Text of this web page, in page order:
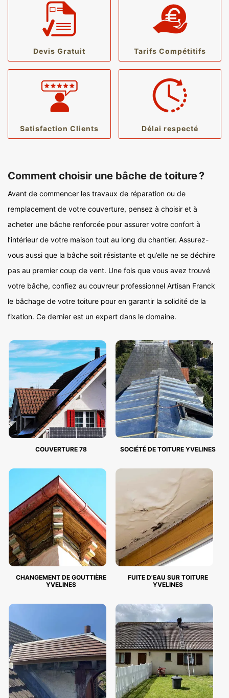
Devis Gratuit Tarifs Compétitifs
Satisfaction Clients Délai respecté
Comment choisir une bâche de toiture ?
Avant de commencer les travaux de réparation ou de
remplacement de votre couverture, pensez à choisir et à
acheter une bâche renforcée pour assurer votre confort à
l’intérieur de votre maison tout au long du chantier. Assurez-
vous aussi que la bâche soit résistante et qu’elle ne se déchire
pas au premier coup de vent. Une fois que vous avez trouvé
votre bâche, confiez au couvreur professionnel Artisan Franck
le bâchage de votre toiture pour en garantir la solidité de la
fixation. Ce dernier est un expert dans le domaine.
COUVERTURE 78 SOCIÉTÉ DE TOITURE YVELINES
CHANGEMENT DE GOUTTIÈRE
YVELINES
FUITE D'EAU SUR TOITURE
YVELINES